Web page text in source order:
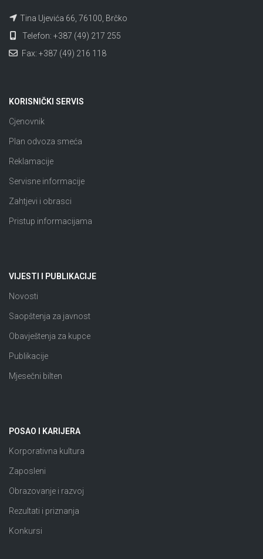
Tina Ujevića 66, 76100, Brčko
Telefon: +387 (49) 217 255
Fax: +387 (49) 216 118
KORISNIČKI SERVIS
Cjenovnik
Plan odvoza smeća
Reklamacije
Servisne informacije
Zahtjevi i obrasci
Pristup informacijama
VIJESTI I PUBLIKACIJE
Novosti
Saopštenja za javnost
Obavještenja za kupce
Publikacije
Mjesečni bilten
POSAO I KARIJERA
Korporativna kultura
Zaposleni
Obrazovanje i razvoj
Rezultati i priznanja
Konkursi